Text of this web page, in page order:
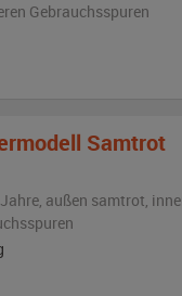
Gebrauchsspuren
Samtrot
außen samtrot,